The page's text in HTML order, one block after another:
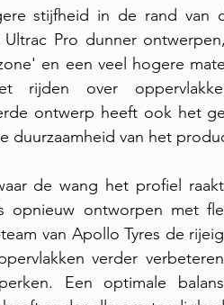
stijfheid in de rand van
Pro dunner
en een veel hogere
rijden over
ontwerp heeft ook het
duurzaamheid van het
de wang het profiel
opnieuw ontworpen met
van Apollo Tyres de
verder
Een optimale